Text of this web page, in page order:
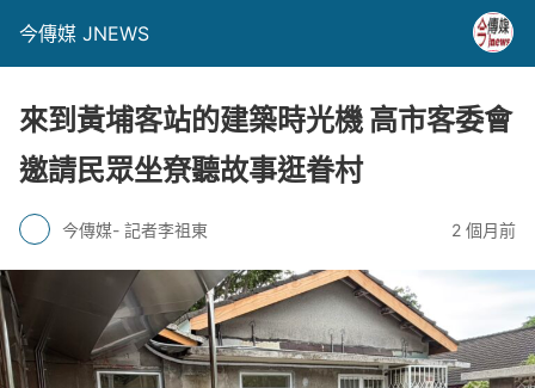
今傳媒 JNEWS
來到黃埔客站的建築時光機 高市客委會
邀請民眾坐尞聽故事逛眷村
今傳媒- 記者李祖東 2 個月前